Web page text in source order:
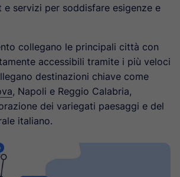
servizi per soddisfare esigenze e
collegano le principali città con
accessibili tramite i più veloci
destinazioni chiave come
, Napoli e Reggio Calabria,
dei variegati paesaggi e del
italiano.